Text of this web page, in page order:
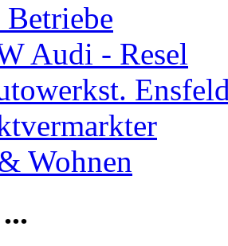
Audi - Resel
Wohnen